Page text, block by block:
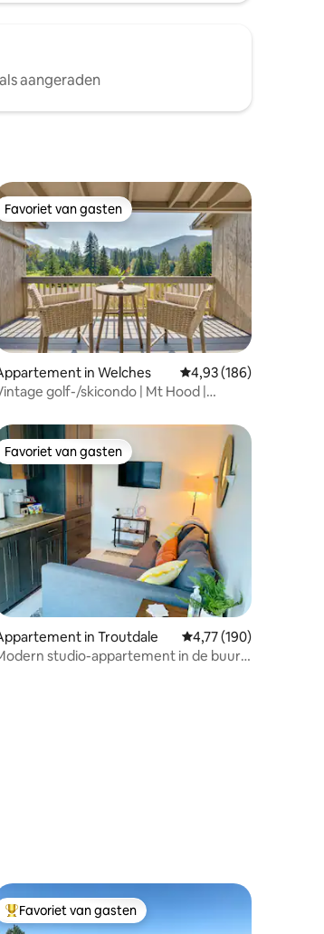
aangeraden
van 4,98 uit 5, 340 recensies
Favoriet van gasten
Favoriet van gasten
in Welches Gemiddelde
4,93 (186)
golf-/skicondo | Mt Hood |
van 4,93 uit 5, 300 recensies
Favoriet van gasten
Favoriet van gasten
in Troutdale Gemiddelde
4,77 (190)
studio-appartement in de buurt
Topfavoriet van gasten
Favoriet van gasten